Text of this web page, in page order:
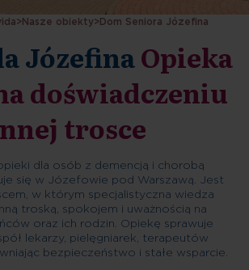
> Nasze obiekty> Dom Seniora Józefina
JózefinaOpieka
doświadczeniu
trosce
dla osób z demencją i chorobą
się w Józefowie pod Warszawą. Jest
w którym specjalistyczna wiedza
troską, spokojem i uważnością na
oraz ich rodzin. Opiekę sprawuje
lekarzy, pielęgniarek, terapeutów
bezpieczeństwo i stałe wsparcie.